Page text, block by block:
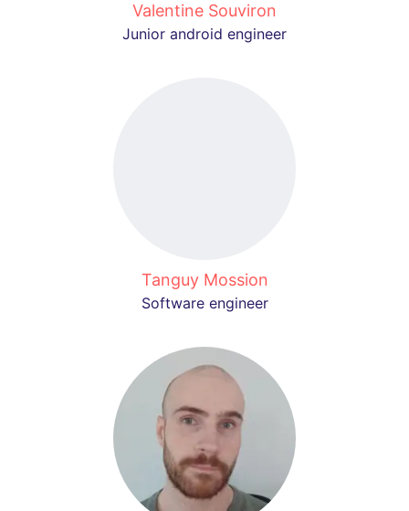
Valentine Souviron
Junior android engineer
Tanguy Mossion
Software engineer